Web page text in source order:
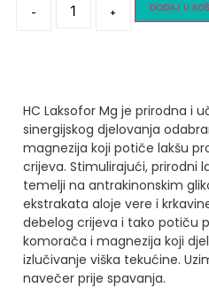
- + DODAJ U
HC Laksofor Mg je prirodna i
sinergijskog djelovanja
magnezija koji potiče lakšu
crijeva. Stimulirajući, prirodni
temelji na antrakinonskim
ekstrakata aloje vere i
debelog crijeva i tako potiču
komorača i magnezija koji
izlučivanje viška tekućine.
navečer prije spavanja.